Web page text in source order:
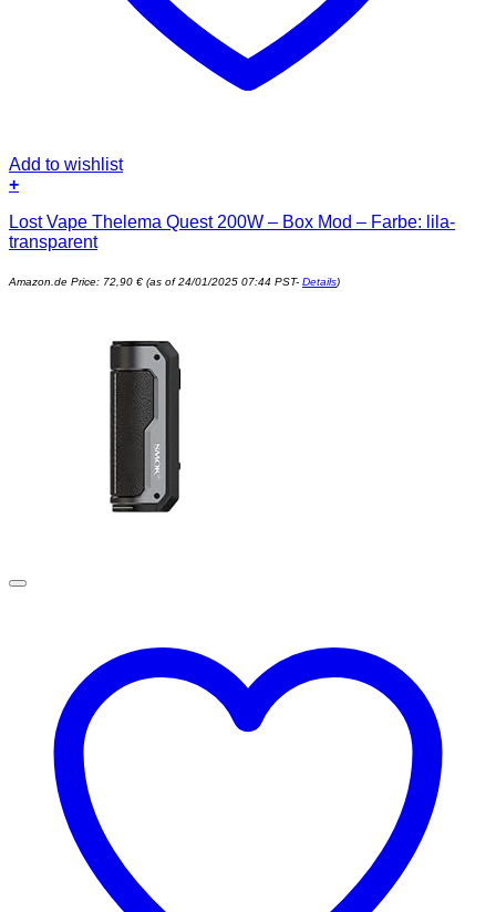
Add to wishlist
+
Lost Vape Thelema Quest 200W – Box Mod – Farbe: lila-
transparent
Amazon.de Price: 72,90 € (as of 24/01/2025 07:44 PST- Details)